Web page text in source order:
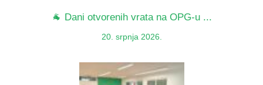
🐐 Dani otvorenih vrata na OPG-u ...
20. srpnja 2026.